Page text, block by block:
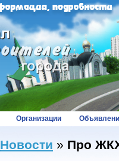
Организации
Новости » Про